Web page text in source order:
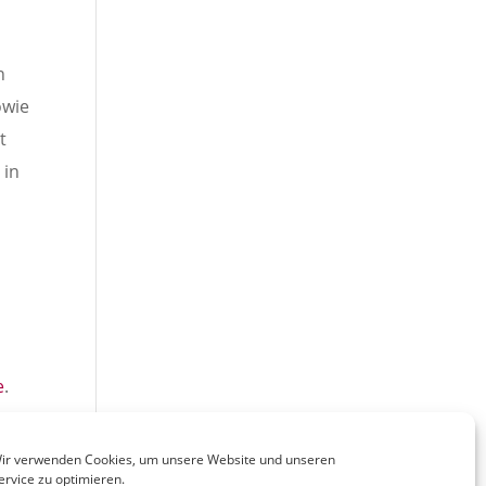
verwenden Cookies, um unsere Website und unseren
zu optimieren.
in
.